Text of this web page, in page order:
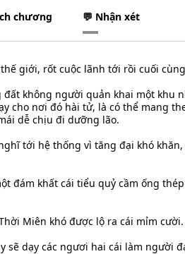
chương 💬 Nhận xét
giới, rốt cuộc lãnh tới rồi cuối
không người quản khai một khu
cho nơi đó hài tử, là có thể mang
dễ chịu đi dưỡng lão.
tới hệ thống vì tăng đại khó
đám khất cái tiểu quỷ cầm ống
Miên khó được lộ ra cái mỉm cười.
sẽ dạy các ngươi hai cái làm người